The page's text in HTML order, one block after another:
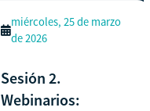
miércoles, 25 de marzo
de 2026
Sesión 2.
Webinarios: